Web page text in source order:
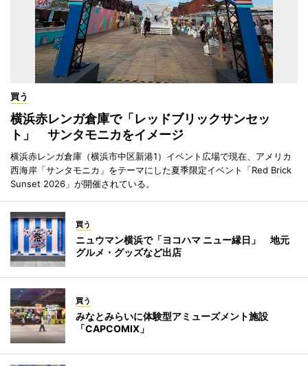
買う
横浜赤レンガ倉庫で「レッドブリックサンセッ
ト」 サンタモニカをイメージ
横浜赤レンガ倉庫（横浜市中区新港1）イベント広場で現在、アメリカ
西海岸「サンタモニカ」をテーマにした夏季限定イベント「Red Brick
Sunset 2026」が開催されている。
買う
ニュウマン横浜で「ヨコハマ ニュー縁日」 地元
グルメ・グッズなど出店
買う
みなとみらいに体験型アミューズメント施設
「CAPCOMIX」